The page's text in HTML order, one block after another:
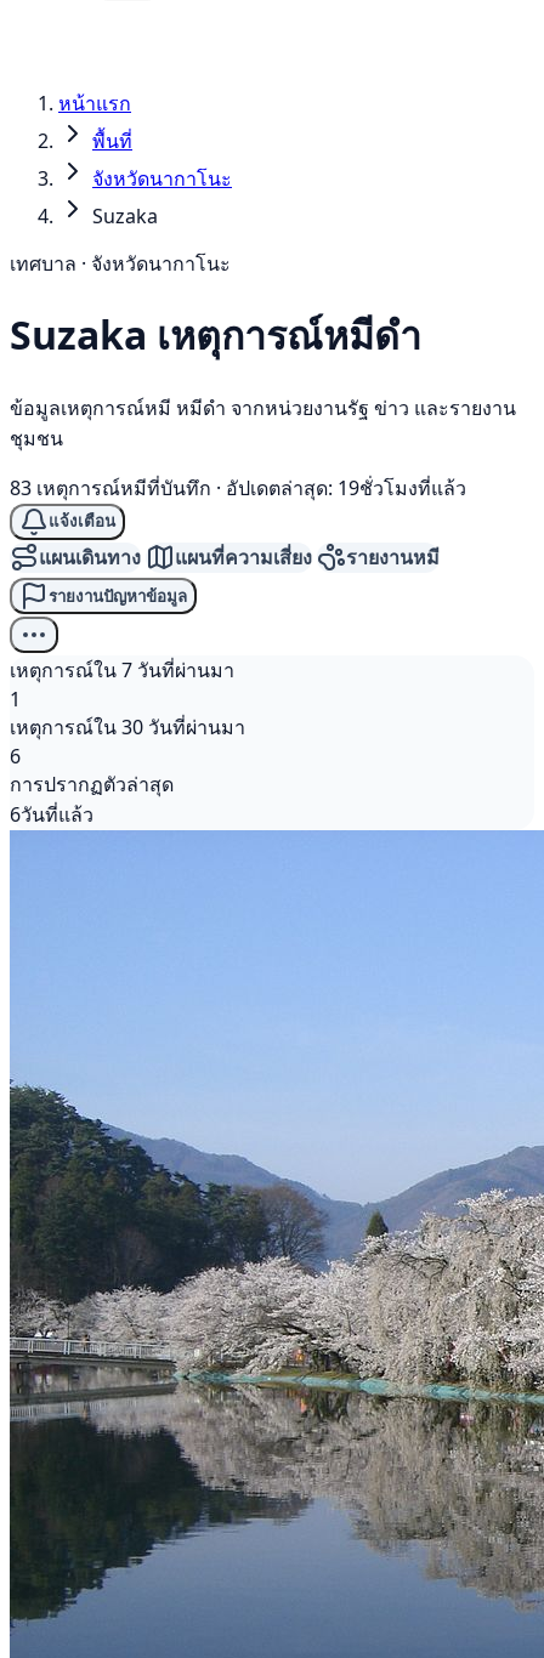
หน้าแรก
พื้นที่
จังหวัดนากาโนะ
Suzaka
เทศบาล · จังหวัดนากาโนะ
Suzaka เหตุการณ์หมีดำ
ข้อมูลเหตุการณ์หมี หมีดำ จากหน่วยงานรัฐ ข่าว และรายงาน
ชุมชน
83 เหตุการณ์หมีที่บันทึก · อัปเดตล่าสุด: 19ชั่วโมงที่แล้ว
แจ้งเตือน
แผนเดินทาง แผนที่ความเสี่ยง รายงานหมี
รายงานปัญหาข้อมูล
เหตุการณ์ใน 7 วันที่ผ่านมา
1
เหตุการณ์ใน 30 วันที่ผ่านมา
6
การปรากฏตัวล่าสุด
6วันที่แล้ว